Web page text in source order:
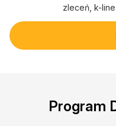
zleceń, k-
Program